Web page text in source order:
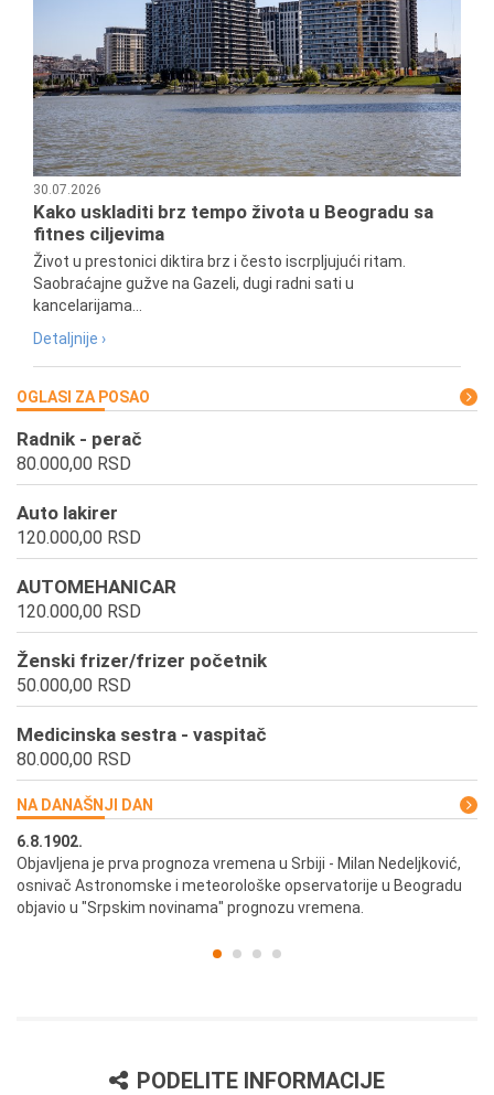
30.07.2026
Kako uskladiti brz tempo života u Beogradu sa
fitnes ciljevima
Život u prestonici diktira brz i često iscrpljujući ritam.
Saobraćajne gužve na Gazeli, dugi radni sati u
kancelarijama...
Detaljnije ›
OGLASI ZA POSAO
Radnik - perač
80.000,00 RSD
Auto lakirer
120.000,00 RSD
AUTOMEHANICAR
120.000,00 RSD
Ženski frizer/frizer početnik
50.000,00 RSD
Medicinska sestra - vaspitač
80.000,00 RSD
NA DANAŠNJI DAN
6.8.1902.
Objavljena je prva prognoza vremena u Srbiji - Milan Nedeljković,
osnivač Astronomske i meteorološke opservatorije u Beogradu
objavio u "Srpskim novinama" prognozu vremena.
PODELITE INFORMACIJE